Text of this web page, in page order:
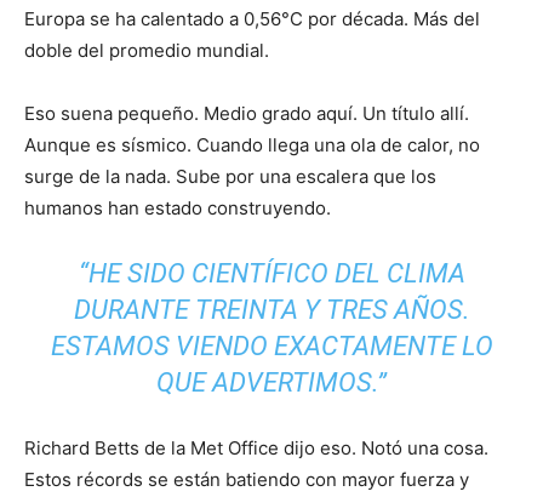
Europa se ha calentado a 0,56°C por década. Más del
doble del promedio mundial.
Eso suena pequeño. Medio grado aquí. Un título allí.
Aunque es sísmico. Cuando llega una ola de calor, no
surge de la nada. Sube por una escalera que los
humanos han estado construyendo.
“HE SIDO CIENTÍFICO DEL CLIMA
DURANTE TREINTA Y TRES AÑOS.
ESTAMOS VIENDO EXACTAMENTE LO
QUE ADVERTIMOS.”
Richard Betts de la Met Office dijo eso. Notó una cosa.
Estos récords se están batiendo con mayor fuerza y